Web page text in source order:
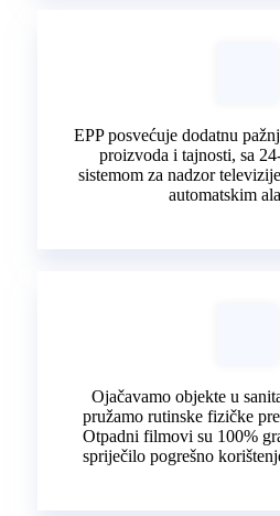
EPP posvećuje dodatnu
proizvoda i tajnosti, sa
sistemom za nadzor
automatskim
Ojačavamo objekte u
pružamo rutinske fizičke
Otpadni filmovi su 100%
spriječilo pogrešno